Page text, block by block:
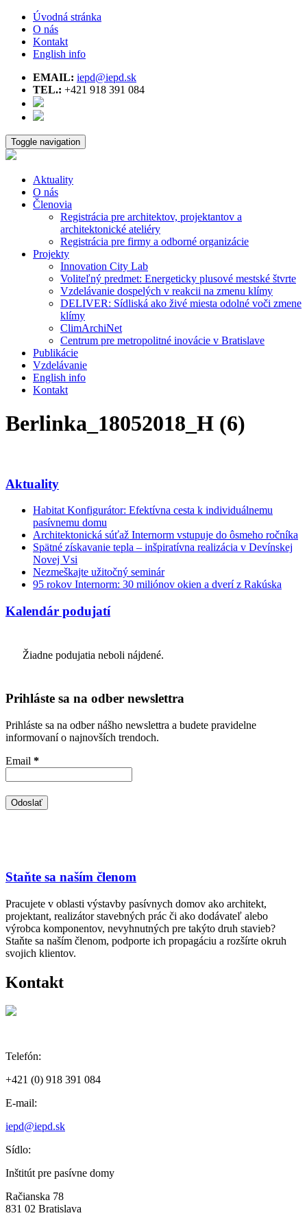
Úvodná stránka
O nás
Kontakt
English info
EMAIL: iepd@iepd.sk
TEL.: +421 918 391 084
Toggle navigation
Aktuality
O nás
Členovia
Registrácia pre architektov, projektantov a
architektonické ateliéry
Registrácia pre firmy a odborné organizácie
Projekty
Innovation City Lab
Voliteľný predmet: Energeticky plusové mestské štvrte
Vzdelávanie dospelých v reakcii na zmenu klímy
DELIVER: Sídliská ako živé miesta odolné voči zmene
klímy
ClimArchiNet
Centrum pre metropolitné inovácie v Bratislave
Publikácie
Vzdelávanie
English info
Kontakt
Berlinka_18052018_H (6)
Aktuality
Habitat Konfigurátor: Efektívna cesta k individuálnemu
pasívnemu domu
Architektonická súťaž Internorm vstupuje do ôsmeho ročníka
Spätné získavanie tepla – inšpiratívna realizácia v Devínskej
Novej Vsi
Nezmeškajte užitočný seminár
95 rokov Internorm: 30 miliónov okien a dverí z Rakúska
Kalendár podujatí
Žiadne podujatia neboli nájdené.
Prihláste sa na odber newslettra
Prihláste sa na odber nášho newslettra a budete pravidelne
informovaní o najnovších trendoch.
Email *
Staňte sa naším členom
Pracujete v oblasti výstavby pasívnych domov ako architekt,
projektant, realizátor stavebných prác či ako dodávateľ alebo
výrobca komponentov, nevyhnutných pre takýto druh stavieb?
Staňte sa naším členom, podporte ich propagáciu a rozšírte okruh
svojich klientov.
Kontakt
Telefón:
+421 (0) 918 391 084
E-mail:
iepd@iepd.sk
Sídlo:
Inštitút pre pasívne domy
Račianska 78
831 02 Bratislava